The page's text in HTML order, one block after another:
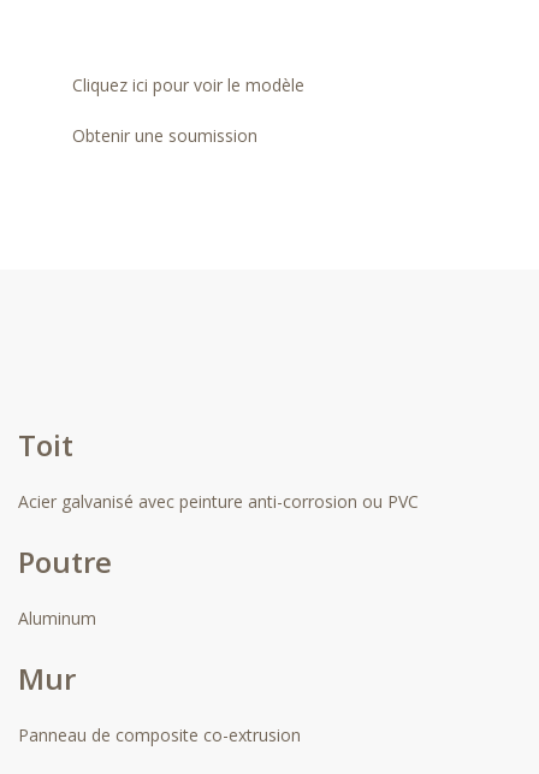
Cliquez ici pour voir le modèle
Obtenir une soumission
Toit
Acier galvanisé avec peinture anti-corrosion ou PVC
Poutre
Aluminum
Mur
Panneau de composite co-extrusion